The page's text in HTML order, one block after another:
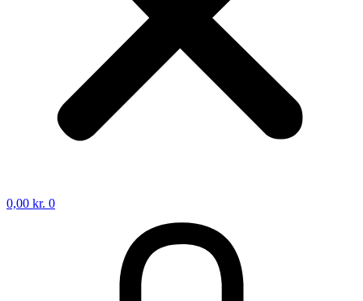
0,00 kr. 0